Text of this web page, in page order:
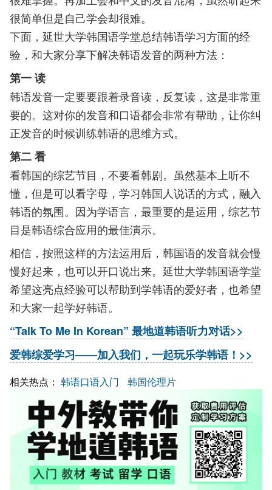
很简单但是自己学会却很难。
下面，延世大学韩国语学堂总结韩语学习方面的经
验，和大家分享下解决韩语发音的两种方法：
第一 读
韩语发音一定要要跟着录音读，反复读，这是非常重
要的。这对你的发音和口语都会非常有帮助，让你纠
正发音的时候训练韩语的思维方式。
第二 看
看韩国的综艺节目，不要看韩剧。虽然基本上听不
懂，但是可以看字母，学习韩国人说话的方式，融入
韩语的氛围。因为学语言，最重要的是运用，综艺节
目是韩语综合应用的最佳演示。
相信，按照这样的方法运用后，韩国语的发音就会慢
慢好起来，也可以开口说出来。延世大学韩国语学堂
希望这亮点经验可以帮助到学韩语的爱好者，也希望
和大家一起学好韩语。
“Talk To Me In Korean” 最地道韩语听力对话>>
爱韩综爱学习——加入我们，一起玩乐学韩语！>>
相关热点： 韩语口语入门 韩国伦理片